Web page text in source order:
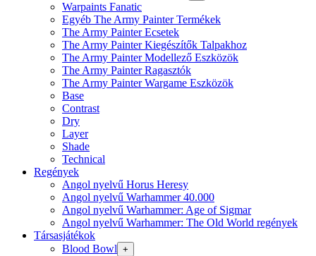
Warpaints Fanatic
Egyéb The Army Painter Termékek
The Army Painter Ecsetek
The Army Painter Kiegészítők Talpakhoz
The Army Painter Modellező Eszközök
The Army Painter Ragasztók
The Army Painter Wargame Eszközök
Base
Contrast
Dry
Layer
Shade
Technical
Regények
Angol nyelvű Horus Heresy
Angol nyelvű Warhammer 40.000
Angol nyelvű Warhammer: Age of Sigmar
Angol nyelvű Warhammer: The Old World regények
Társasjátékok
Blood Bowl +